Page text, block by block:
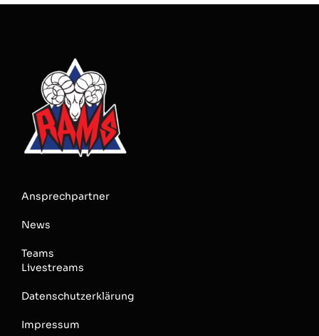
Ansprechpartner
News
Teams
Livestreams
Datenschutzerklärung
Impressum